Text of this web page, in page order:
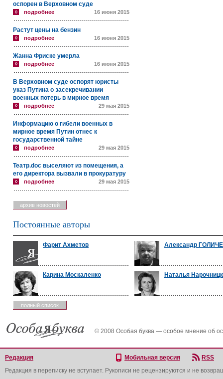
оспорен в Верховном суде
подробнее 16 июня 2015
Растут цены на бензин
подробнее 16 июня 2015
Жанна Фриске умерла
подробнее 16 июня 2015
В Верховном суде оспорят юристы
указ Путина о засекречивании
военных потерь в мирное время
подробнее 29 мая 2015
Информацию о гибели военных в
мирное время Путин отнес к
государственной тайне
подробнее 29 мая 2015
Театр.doc выселяют из помещения, а
его директора вызвали в прокуратуру
подробнее 29 мая 2015
архив новостей
Постоянные авторы
Фарит Ахметов Александр
Карина Москаленко Наталья
полный список
© 2008 Особая буква — особое мнение об
Редакция Мобильная версия
RSS
Редакция в переписку не вступает. Рукописи не рецензируются и не